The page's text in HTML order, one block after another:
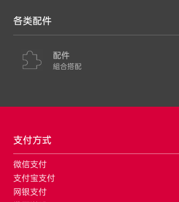
各类配件
配件
組合搭配
支付方式
微信支付
支付宝支付
网银支付